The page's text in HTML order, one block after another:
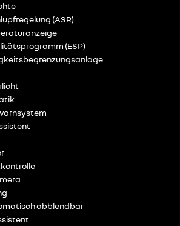
(ASR)
(ESP)
abblendbar